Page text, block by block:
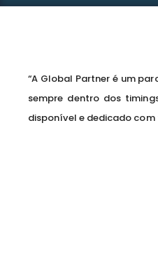
“A Global Partner é um
sempre dentro dos
disponível e dedicado com